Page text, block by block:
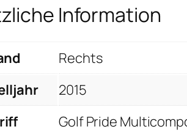
Information
Rechts
2015
Golf Pride